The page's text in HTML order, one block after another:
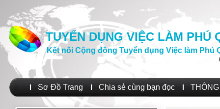
TUYỂN DỤNG VIỆC LÀM PHÚ
Kết nối Cộng đồng Tuyển dụng Việc làm Phú
Sơ Đồ Trang Chia sẻ cùng bạn đọc